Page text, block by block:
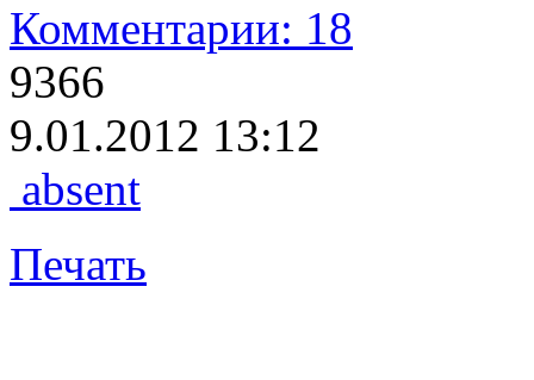
Комментарии: 18
9366
9.01.2012 13:12
absent
Печать